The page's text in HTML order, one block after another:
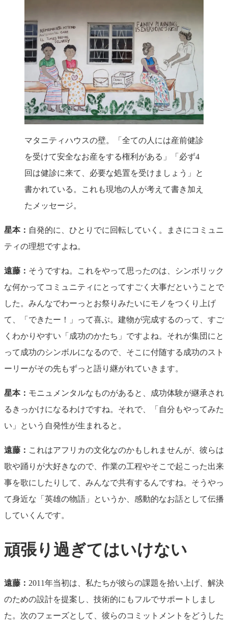
マタニティハウスの壁。「全ての人には産前健診
を受けて安全なお産をする権利がある」「必ず4
回は健診に来て、必要な処置を受けましょう」と
書かれている。これも現地の人が考えて書き加え
たメッセージ。
星本： 自発的に、ひとりでに回転していく。まさにコミュニ
ティの理想ですよね。
遠藤： そうですね。これをやって思ったのは、シンボリック
な何かってコミュニティにとってすごく大事だということで
した。みんなでわーっとお祭りみたいにモノをつくり上げ
て、「できたー！」って喜ぶ。建物が完成するのって、すご
くわかりやすい「成功のかたち」ですよね。それが集団にと
って成功のシンボルになるので、そこに付随する成功のスト
ーリーがその先もずっと語り継がれていきます。
星本： モニュメンタルなものがあると、成功体験が継承され
るきっかけになるわけですね。それで、「自分もやってみた
い」という自発性が生まれると。
遠藤： これはアフリカの文化なのかもしれませんが、彼らは
歌や踊りが大好きなので、作業の工程やそこで起こった出来
事を歌にしたりして、みんなで共有するんですね。そうやっ
て身近な「英雄の物語」というか、感動的なお話として伝播
していくんです。
頑張り過ぎてはいけない
遠藤： 2011年当初は、私たちが彼らの課題を拾い上げ、解決
のための設計を提案し、技術的にもフルでサポートしまし
た。次のフェーズとして、彼らのコミットメントをどうした